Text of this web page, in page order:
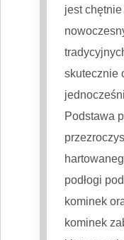
jest
skutecznie
Podstawa
podłogi
kominek
kominek